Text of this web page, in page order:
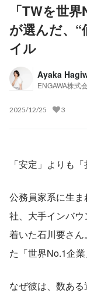
「TWを世
が選んだ、“
イル
Ayaka
ENGAWA株式
2025/12/25 3
「安定」よりも
公務員家系に生
社、大手インバ
着いた石川要さ
た「世界No.1企
なぜ彼は、数あ